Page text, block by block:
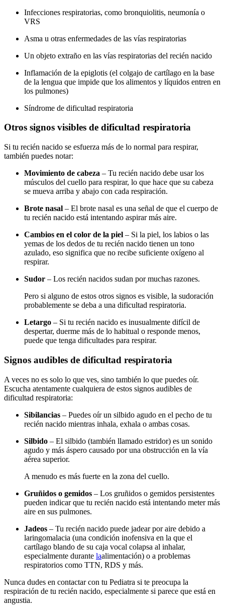
Infecciones respiratorias, como bronquiolitis, neumonía o
VRS
Asma u otras enfermedades de las vías respiratorias
Un objeto extraño en las vías respiratorias del recién nacido
Inflamación de la epiglotis (el colgajo de cartílago en la base
de la lengua que impide que los alimentos y líquidos entren en
los pulmones)
Síndrome de dificultad respiratoria
Otros signos visibles de dificultad respiratoria
Si tu recién nacido se esfuerza más de lo normal para respirar,
también puedes notar:
Movimiento de cabeza – Tu recién nacido debe usar los
músculos del cuello para respirar, lo que hace que su cabeza
se mueva arriba y abajo con cada respiración.
Brote nasal – El brote nasal es una señal de que el cuerpo de
tu recién nacido está intentando aspirar más aire.
Cambios en el color de la piel – Si la piel, los labios o las
yemas de los dedos de tu recién nacido tienen un tono
azulado, eso significa que no recibe suficiente oxígeno al
respirar.
Sudor – Los recién nacidos sudan por muchas razones.
Pero si alguno de estos otros signos es visible, la sudoración
probablemente se deba a una dificultad respiratoria.
Letargo – Si tu recién nacido es inusualmente difícil de
despertar, duerme más de lo habitual o responde menos,
puede que tenga dificultades para respirar.
Signos audibles de dificultad respiratoria
A veces no es solo lo que ves, sino también lo que puedes oír.
Escucha atentamente cualquiera de estos signos audibles de
dificultad respiratoria:
Sibilancias – Puedes oír un silbido agudo en el pecho de tu
recién nacido mientras inhala, exhala o ambas cosas.
Silbido – El silbido (también llamado estridor) es un sonido
agudo y más áspero causado por una obstrucción en la vía
aérea superior.
A menudo es más fuerte en la zona del cuello.
Gruñidos o gemidos – Los gruñidos o gemidos persistentes
pueden indicar que tu recién nacido está intentando meter más
aire en sus pulmones.
Jadeos – Tu recién nacido puede jadear por aire debido a
laringomalacia (una condición inofensiva en la que el
cartílago blando de su caja vocal colapsa al inhalar,
especialmente durante laalimentación) o a problemas
respiratorios como TTN, RDS y más.
Nunca dudes en contactar con tu Pediatra si te preocupa la
respiración de tu recién nacido, especialmente si parece que está en
angustia.